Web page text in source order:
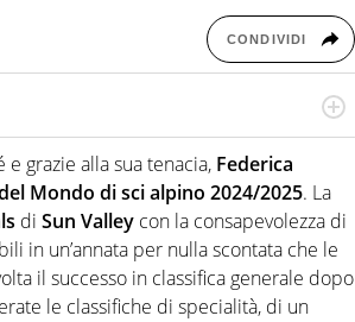
CONDIVIDI
curiosità personale e necessità:
concedendosi innocenti evasioni
ala destra, oggi si sente a suo agio nel
dei migliori 5 calciatori di sempre.
grazie alla sua tenacia, Federica
Mondo di sci alpino 2024/2025. La
di Sun Valley con la consapevolezza di
in un’annata per nulla scontata che le
il successo in classifica generale dopo
le classifiche di specialità, di un